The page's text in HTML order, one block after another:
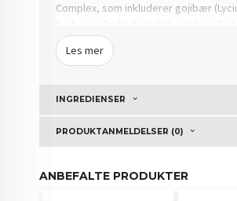
Complex, som inkluderer gojibær
Oleracea Fruktekstrakt), camu camu
Ekstrakt) og tindvedolje (Hippophae
Bruksanvisning:
Les mer
INGREDIENSER
PRODUKTANMELDELSER (0)
ANBEFALTE PRODUKTER